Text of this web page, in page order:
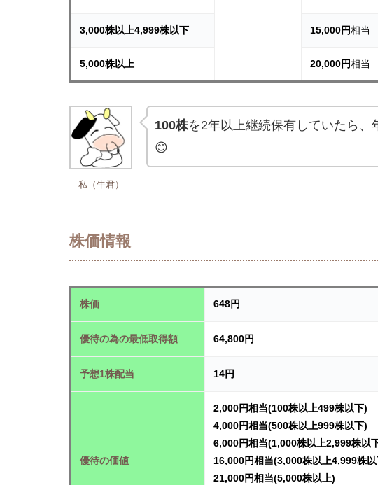
3,000株以上4,999株以下 15,000円相当
5,000株以上 20,000円相当
私（牛君）
100株を2年以上継続保有していたら、
😊
株価情報
株価 648円
優待の為の最低取得額 64,800円
予想1株配当 14円
優待の価値
2,000円相当(100株以上499株以下)
4,000円相当(500株以上999株以下)
6,000円相当(1,000株以上2,999株以
16,000円相当(3,000株以上4,999株以
21,000円相当(5,000株以上)